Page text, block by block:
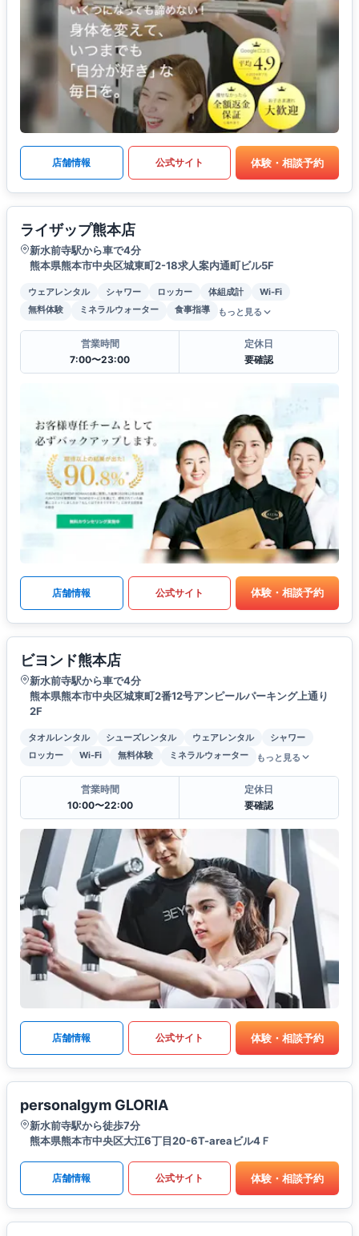
店舗情報 公式サイト 体験・相談予約
ライザップ熊本店
新水前寺駅から車で4分
熊本県熊本市中央区城東町2-18求人案内通町ビル5F
ウェアレンタル シャワー ロッカー 体組成計
Wi-Fi
無料体験
ミネラルウォーター 食事指導 もっと見る
営業時間
7:00〜23:00
定休日
要確認
店舗情報 公式サイト 体験・相談予約
ビヨンド熊本店
新水前寺駅から車で4分
熊本県熊本市中央区城東町2番12号アンピールパーキング上通り
2F
タオルレンタル シューズレンタル ウェアレンタル
シャワー
ロッカー
Wi-Fi 無料体験 ミネラルウォーター もっと見る
営業時間
10:00〜22:00
定休日
要確認
店舗情報 公式サイト 体験・相談予約
personalgym GLORIA
新水前寺駅から徒歩7分
熊本県熊本市中央区大江6丁目20-6T-areaビル4Ｆ
店舗情報 公式サイト 体験・相談予約